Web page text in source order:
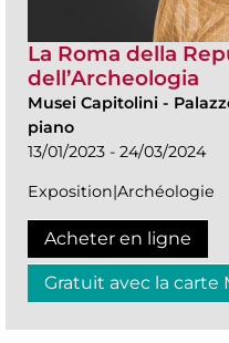
La Roma della
dell’Archeologia
Musei Capitolini -
piano
13/01/2023 - 24/03/2024
Exposition|Archéologie
Acheter en ligne
Gratuit avec la carte